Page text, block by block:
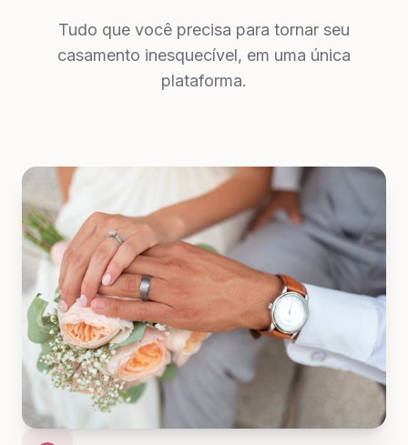
Tudo que você precisa para tornar seu
casamento inesquecível, em uma única
plataforma.